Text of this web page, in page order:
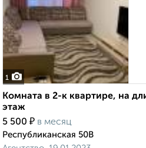
1
Комната в 2-к квартире, на
этаж
5 500 ₽ в месяц
Республиканская 50В